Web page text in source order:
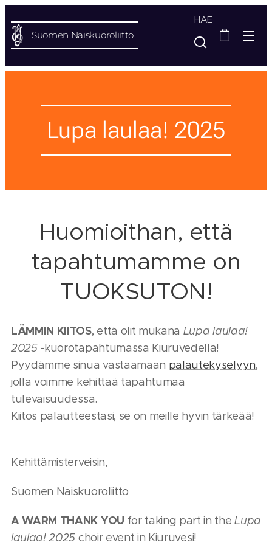
Suomen Naiskuoroliitto
HAE
Lupa laulaa! 2025
Huomioithan, että
tapahtumamme on
TUOKSUTON!
LÄMMIN KIITOS, että olit mukana Lupa laulaa!
2025 -kuorotapahtumassa Kiuruvedellä!
Pyydämme sinua vastaamaan palautekyselyyn,
jolla voimme kehittää tapahtumaa
tulevaisuudessa.
Kiitos palautteestasi, se on meille hyvin tärkeää!
Kehittämisterveisin,
Suomen Naiskuoroliitto
A WARM THANK YOU for taking part in theLupa
laulaa! 2025 choir event in Kiuruvesi!